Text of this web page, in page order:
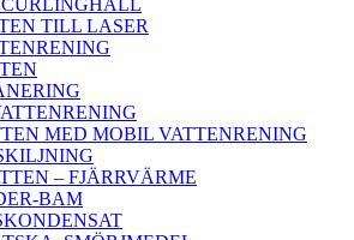
TILL LASER
MED MOBIL VATTENRENING
– FJÄRRVÄRME
BAM